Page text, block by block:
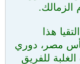
الزمالك.
هذا
مصر، دوري
للفريق